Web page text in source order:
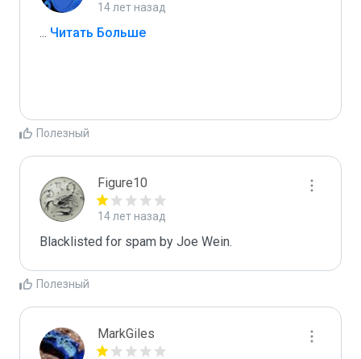
14 лет назад
... Читать Больше
Полезный
Figure10
14 лет назад
Blacklisted for spam by Joe Wein.
Полезный
MarkGiles